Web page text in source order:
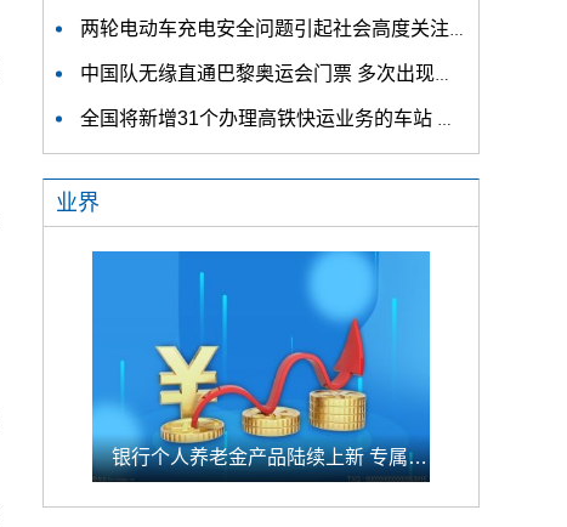
两轮电动车充电安全问题引起社会高度关注 多措并举强化充电安全监管
中国队无缘直通巴黎奥运会门票 多次出现失误平衡木唐茜靖、罗蕊掉木
全国将新增31个办理高铁快运业务的车站 高铁快运车站将达280个
业界
银行个人养老金产品陆续上新 专属储蓄期限偏1年至5年的中长期